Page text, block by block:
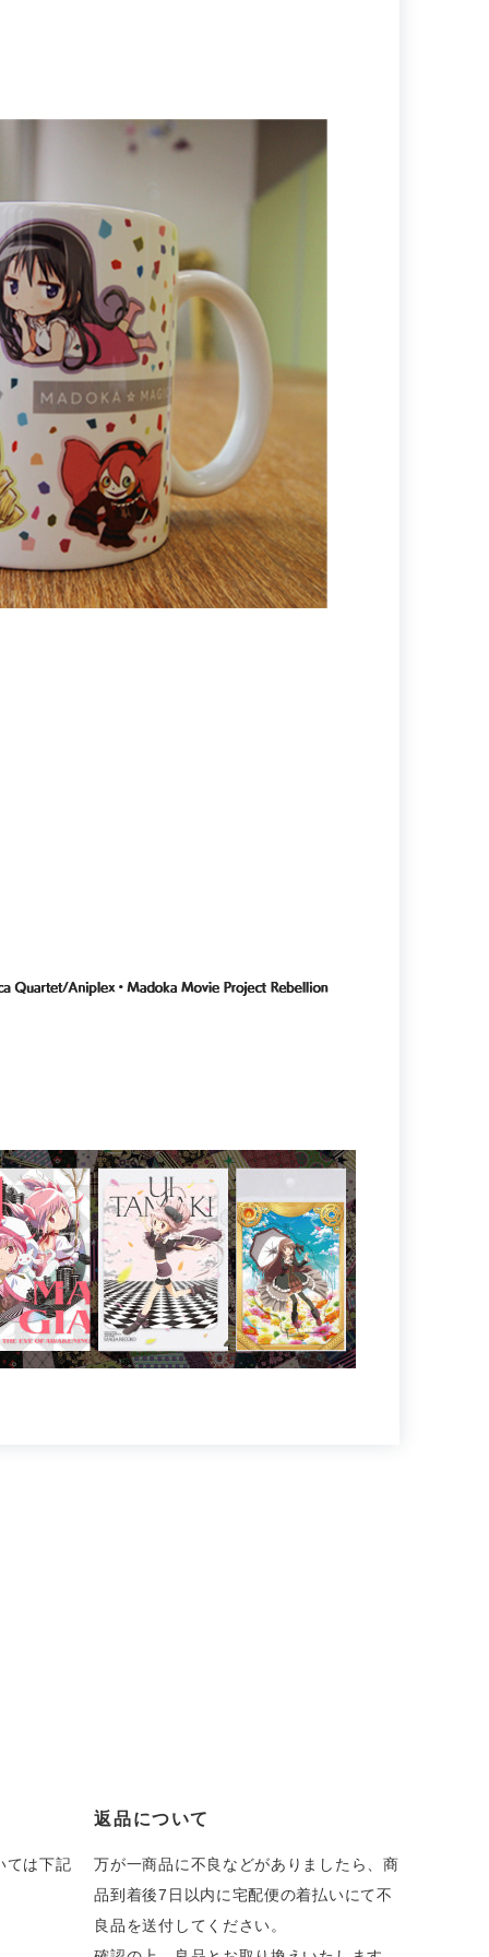
ては下記
返品について
万が一商品に不良などがありましたら、商
品到着後7日以内に宅配便の着払いにて不
良品を送付してください。